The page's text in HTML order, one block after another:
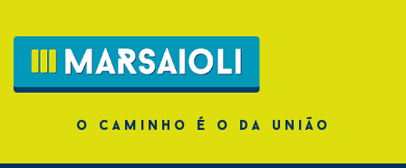
o caminho é o da união